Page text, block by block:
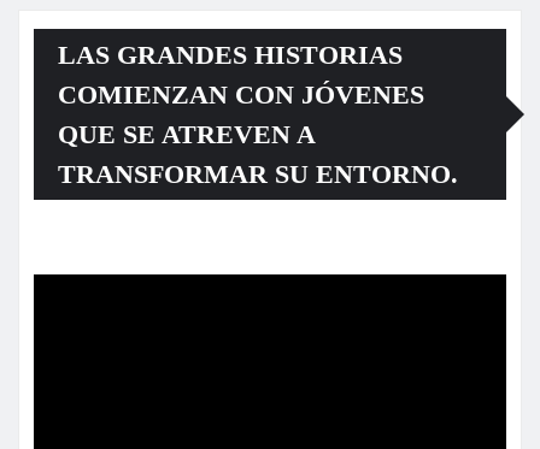
LAS GRANDES HISTORIAS
COMIENZAN CON JÓVENES
QUE SE ATREVEN A
TRANSFORMAR SU ENTORNO.